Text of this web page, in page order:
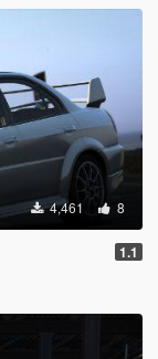
4,461 8
1.1